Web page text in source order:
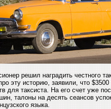
решил наградить честного
эту историю, заявили, что
для таксиста. На его счет уже
талоны на десять сеансов
языка.